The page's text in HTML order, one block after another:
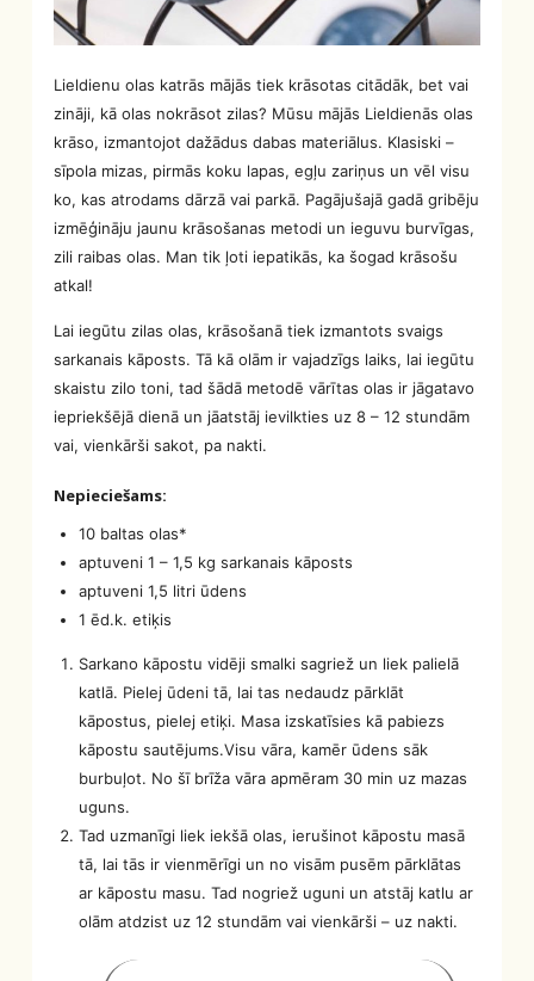
Lieldienu olas katrās mājās tiek krāsotas citādāk, bet vai
zināji, kā olas nokrāsot zilas? Mūsu mājās Lieldienās olas
krāso, izmantojot dažādus dabas materiālus. Klasiski –
sīpola mizas, pirmās koku lapas, egļu zariņus un vēl visu
ko, kas atrodams dārzā vai parkā. Pagājušajā gadā gribēju
izmēģināju jaunu krāsošanas metodi un ieguvu burvīgas,
zili raibas olas. Man tik ļoti iepatikās, ka šogad krāsošu
atkal!
Lai iegūtu zilas olas, krāsošanā tiek izmantots svaigs
sarkanais kāposts. Tā kā olām ir vajadzīgs laiks, lai iegūtu
skaistu zilo toni, tad šādā metodē vārītas olas ir jāgatavo
iepriekšējā dienā un jāatstāj ievilkties uz 8 – 12 stundām
vai, vienkārši sakot, pa nakti.
Nepieciešams:
10 baltas olas*
aptuveni 1 – 1,5 kg sarkanais kāposts
aptuveni 1,5 litri ūdens
1 ēd.k. etiķis
Sarkano kāpostu vidēji smalki sagriež un liek palielā
katlā. Pielej ūdeni tā, lai tas nedaudz pārklāt
kāpostus, pielej etiķi. Masa izskatīsies kā pabiezs
kāpostu sautējums.Visu vāra, kamēr ūdens sāk
burbuļot. No šī brīža vāra apmēram 30 min uz mazas
uguns.
Tad uzmanīgi liek iekšā olas, ierušinot kāpostu masā
tā, lai tās ir vienmērīgi un no visām pusēm pārklātas
ar kāpostu masu. Tad nogriež uguni un atstāj katlu ar
olām atdzist uz 12 stundām vai vienkārši – uz nakti.